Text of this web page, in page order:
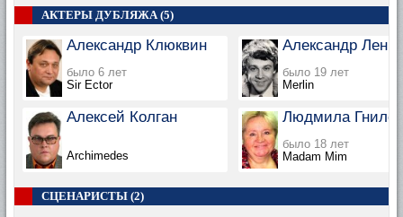
АКТЕРЫ ДУБЛЯЖА (5)
Александр Клюквин
было 6 лет
Sir Ector
Александр
было 19 лет
Merlin
Алексей Колган
Archimedes
Людмила
было 18 лет
Madam Mim
СЦЕНАРИСТЫ (2)